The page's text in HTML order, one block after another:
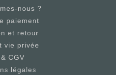
nous ?
paiement
et retour
vie privée
CGV
légales